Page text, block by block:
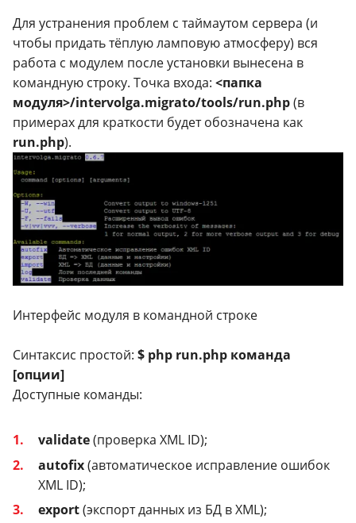
Для устранения проблем с таймаутом сервера (и
чтобы придать тёплую ламповую атмосферу) вся
работа с модулем после установки вынесена в
командную строку. Точка входа: <папка
модуля>/intervolga.migrato/tools/run.php(в
примерах для краткости будет обозначена как
run.php).
Интерфейс модуля в командной строке
Синтаксис простой: $ php run.php команда
[опции]
Доступные команды:
validate(проверка XML ID);
autofix(автоматическое исправление ошибок
XML ID);
export(экспорт данных из БД в XML);